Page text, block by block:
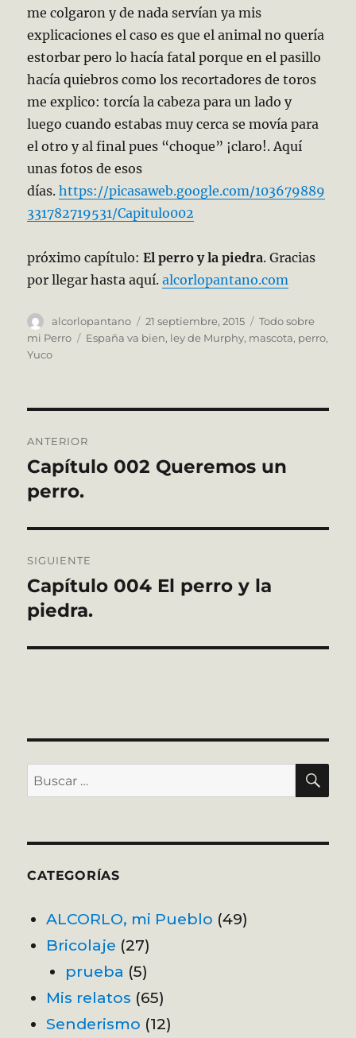
me colgaron y de nada servían ya mis
explicaciones el caso es que el animal no quería
estorbar pero lo hacía fatal porque en el pasillo
hacía quiebros como los recortadores de toros
me explico: torcía la cabeza para un lado y
luego cuando estabas muy cerca se movía para
el otro y al final pues “choque” ¡claro!. Aquí
unas fotos de esos
días.https://picasaweb.google.com/103679889
331782719531/Capitulo002
próximo capítulo:El perro y la piedra. Gracias
por llegar hasta aquí.alcorlopantano.com
Autor
alcorlopantano
Publicado
el
21 septiembre, 2015 Categorías
Todo sobre
mi Perro
Etiquetas
España va bien, ley de Murphy, mascota, perro,
Yuco
de
entradas
ANTERIOR
Entrada
anterior:
Capítulo 002 Queremos un
perro.
SIGUIENTE
Entrada
siguiente:
Capítulo 004 El perro y la
piedra.
Buscar
por:
CATEGORÍAS
ALCORLO, mi Pueblo (49)
Bricolaje (27)
prueba (5)
Mis relatos (65)
Senderismo (12)